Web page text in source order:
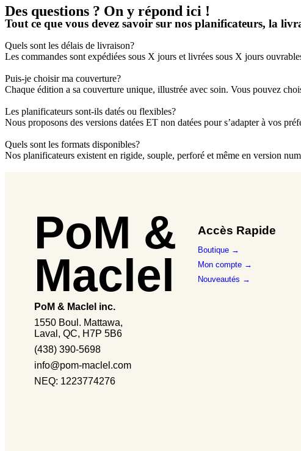
Des questions ? On y répond ici !
Tout ce que vous devez savoir sur nos planificateurs, la
Quels sont les délais de livraison?
Les commandes sont expédiées sous X jours et livrées sous X jours
Puis-je choisir ma couverture?
Chaque édition a sa couverture unique, illustrée avec soin. Vous pouvez
Les planificateurs sont-ils datés ou flexibles?
Nous proposons des versions datées ET non datées pour s’adapter à vos
Quels sont les formats disponibles?
Nos planificateurs existent en rigide, souple, perforé et même en version
PoM &
Maclel
PoM & Maclel inc.
1550 Boul. Mattawa,
Laval, QC, H7P 5B6
(438) 390-5698
info@pom-maclel.com
NEQ: 1223774276
Accès Rapide
Boutique →
Mon compte →
Nouveautés →